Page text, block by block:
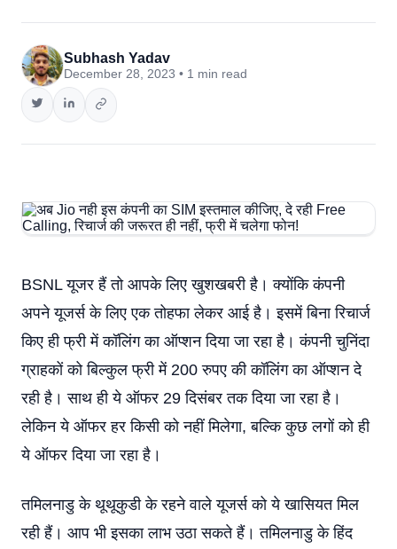
Subhash Yadav
December 28, 2023 • 1 min read
BSNL यूजर हैं तो आपके लिए खुशखबरी है। क्योंकि कंपनी
अपने यूजर्स के लिए एक तोहफा लेकर आई है। इसमें बिना रिचार्ज
किए ही फ्री में कॉलिंग का ऑप्शन दिया जा रहा है। कंपनी चुनिंदा
ग्राहकों को बिल्कुल फ्री में 200 रुपए की कॉलिंग का ऑप्शन दे
रही है। साथ ही ये ऑफर 29 दिसंबर तक दिया जा रहा है।
लेकिन ये ऑफर हर किसी को नहीं मिलेगा, बल्कि कुछ लगों को ही
ये ऑफर दिया जा रहा है।
तमिलनाडु के थूथूकुडी के रहने वाले यूजर्स को ये खासियत मिल
रही हैं। आप भी इसका लाभ उठा सकते हैं। तमिलनाडु के हिंद